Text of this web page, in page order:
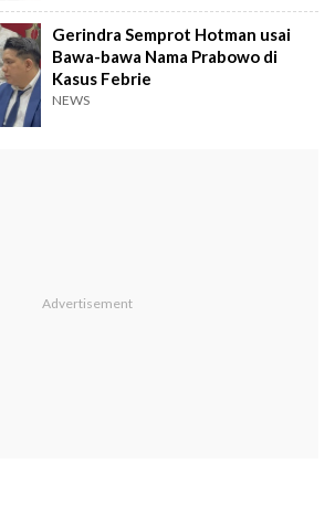
Gerindra Semprot Hotman usai
Bawa-bawa Nama Prabowo di
Kasus Febrie
NEWS